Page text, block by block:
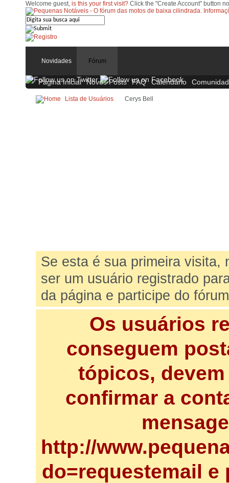
Welcome guest, is this your first visit? Click the "Create Account" button
Novidades Fórum
Página Inicial Novos Posts FAQ Calendário
Lista de Usuários Cerys Bell
Se esta é sua primeira
ser um usuário registrado
da página e participe do
Os usuários
conseguem
tópicos,
confirmar a
http://
do=requestemail